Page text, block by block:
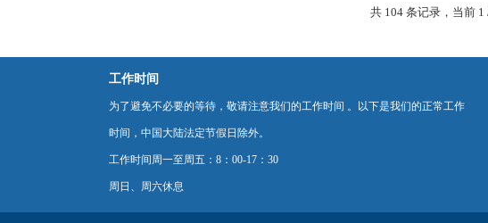
共 104 条记录，当前
工作时间
为了避免不必要的等待，敬请注意我们的工作时间 。以下是我们的正常工作
时间，中国大陆法定节假日除外。
工作时间周一至周五：8：00-17：30
周日、周六休息